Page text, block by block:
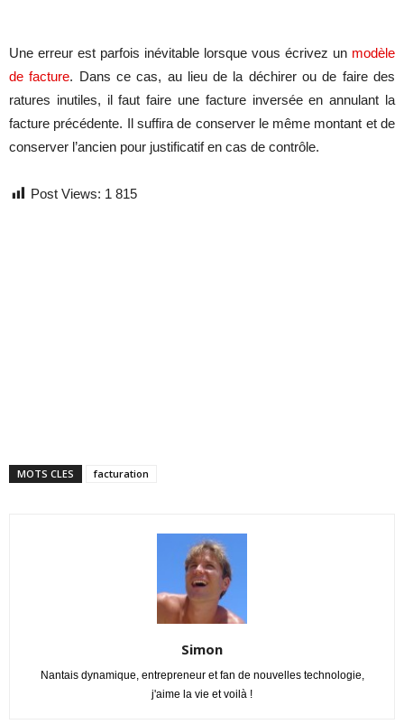
Une erreur est parfois inévitable lorsque vous écrivez un modèle
de facture. Dans ce cas, au lieu de la déchirer ou de faire des
ratures inutiles, il faut faire une facture inversée en annulant la
facture précédente. Il suffira de conserver le même montant et de
conserver l’ancien pour justificatif en cas de contrôle.
Post Views: 1 815
MOTS CLES facturation
Simon
Nantais dynamique, entrepreneur et fan de nouvelles technologie,
j'aime la vie et voilà !